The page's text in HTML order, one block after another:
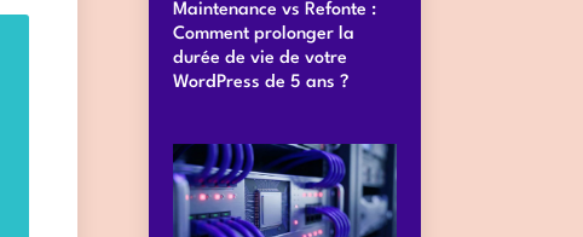
Maintenance vs Refonte :
Comment prolonger la
durée de vie de votre
WordPress de 5 ans ?